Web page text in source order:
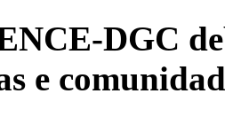
DGC
e